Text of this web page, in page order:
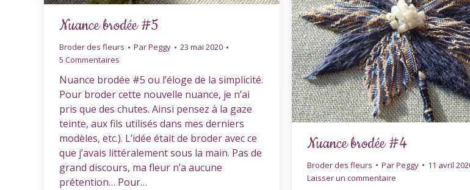
Nuance brodée #5
Broder des fleurs ParPeggy
23 mai 2020
5 Commentaires
Nuance brodée #5 ou l’éloge de la simplicité.
Pour broder cette nouvelle nuance, je n’ai
pris que des chutes. Ainsi pensez à la gaze
teinte, aux fils utilisés dans mes derniers
modèles, etc.). L’idée était de broder avec ce
que j’avais littéralement sous la main. Pas de
grand discours, ma fleur n’a aucune
prétention… Pour…
Nuance brodée #4
Broder des fleurs ParPeggy
11 avril
Laisser un commentaire